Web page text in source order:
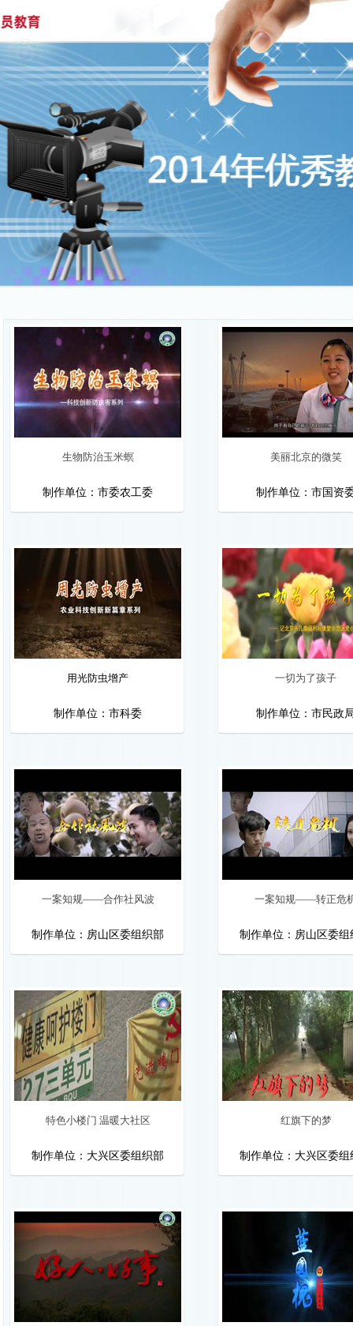
生物防治玉米螟
制作单位：市委农工委
美丽北京的微笑
制作单位：市国资
用光防虫增产
制作单位：市科委
一切为了孩子
制作单位：市民政
一案知规——合作社风波
制作单位：房山区委组织部
一案知规——转正危
制作单位：房山区委组
特色小楼门 温暖大社区
制作单位：大兴区委组织部
红旗下的梦
制作单位：大兴区委组